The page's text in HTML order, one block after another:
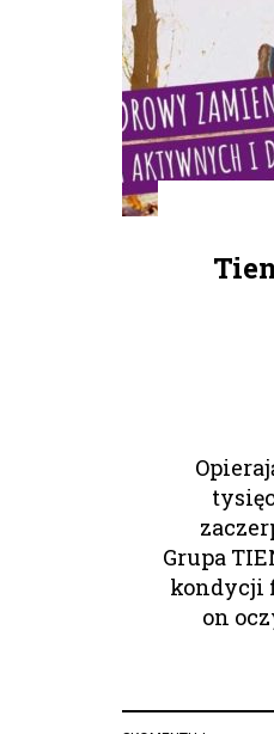
Grupa
kondycji
on